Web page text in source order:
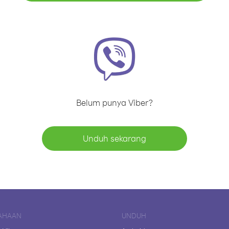
Belum punya Viber?
Unduh sekarang
UNDUH